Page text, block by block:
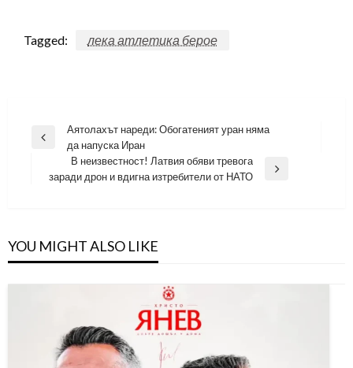
Tagged: лека атлетика берое
Навигация
Previous
Аятолахът нареди: Обогатеният уран няма
да напуска Иран
Next
В неизвестност! Латвия обяви тревога
заради дрон и вдигна изтребители от НАТО
YOU MIGHT ALSO LIKE